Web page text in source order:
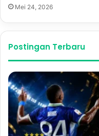
Mei 24, 2026
Postingan Terbaru